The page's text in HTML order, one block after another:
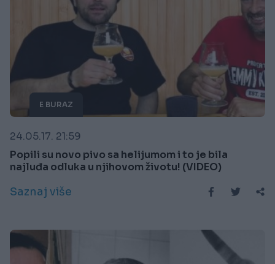
E BURAZ
24.05.17. 21:59
Popili su novo pivo sa helijumom i to je bila
najluđa odluka u njihovom životu! (VIDEO)
Saznaj više